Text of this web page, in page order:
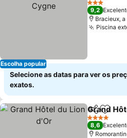
Escolha popular
3 Estrelas
9,2
Bracieux,
Piscina
Selecione as datas para ver os
exatos.
Partilhar
Grand
4 Estrelas
8,6